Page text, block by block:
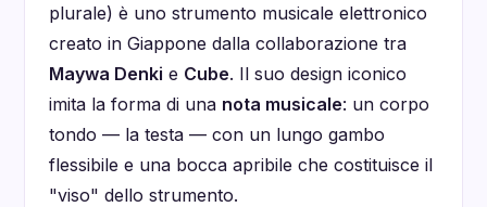
plurale) è uno strumento musicale elettronico
creato in Giappone dalla collaborazione tra
Maywa Denki e Cube. Il suo design iconico
imita la forma di una nota musicale: un corpo
tondo — la testa — con un lungo gambo
flessibile e una bocca apribile che costituisce il
"viso" dello strumento.